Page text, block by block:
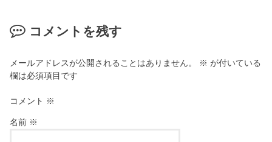
コメントを残す
メールアドレスが公開されることはありません。 ※ が付いている
欄は必須項目です
コメント ※
名前 ※